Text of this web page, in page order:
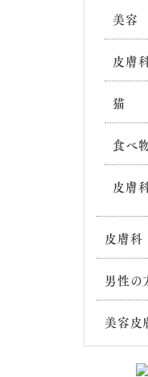
美容
皮膚
猫
食べ
皮膚
皮膚科
男性の
美容皮